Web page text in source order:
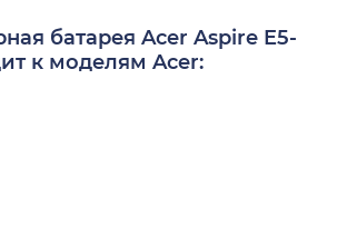
батарея Acer Aspire E5-
к моделям Acer: